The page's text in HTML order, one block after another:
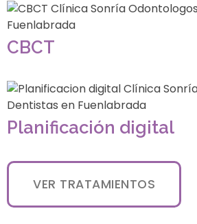
CBCT
Planificación digital
VER TRATAMIENTOS